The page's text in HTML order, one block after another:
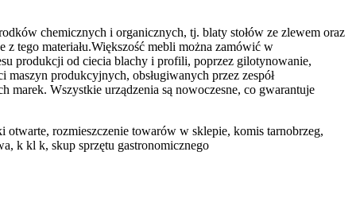
chemicznych i organicznych, tj. blaty stołów ze zlewem oraz
tego materiału.Większość mebli można zamówić w
produkcji od ciecia blachy i profili, poprzez gilotynowanie,
maszyn produkcyjnych, obsługiwanych przez zespół
Wszystkie urządzenia są nowoczesne, co gwarantuje
otwarte, rozmieszczenie towarów w sklepie, komis tarnobrzeg,
k kl k, skup sprzętu gastronomicznego